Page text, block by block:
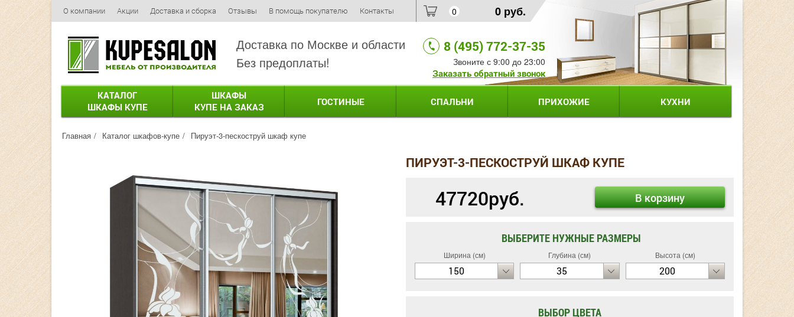
О компании Акции Доставка и сборка Отзывы В помощь покупателю Контакты 0 0 руб.
Доставка по Москве и области
Без предоплаты!
8 (495) 772-37-35
Звоните с 9:00 до 23:00
Заказать обратный звонок
КАТАЛОГ
ШКАФЫ КУПЕ
ШКАФЫ
КУПЕ НА ЗАКАЗ
ГОСТИНЫЕ СПАЛЬНИ ПРИХОЖИЕ КУХНИ
Главная Каталог шкафов-купе Пируэт-3-пескоструй шкаф купе
ПИРУЭТ-3-ПЕСКОСТРУЙ ШКАФ КУПЕ
47720руб. В корзину
ВЫБЕРИТЕ НУЖНЫЕ РАЗМЕРЫ
Ширина (см)
150
Глубина (см)
35
Высота (см)
200
ВЫБОР ЦВЕТА